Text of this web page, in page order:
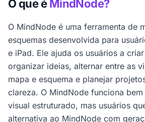
O que éMindNode?
O MindNode é uma ferramenta de
esquemas desenvolvida para
e iPad. Ele ajuda os usuários a
organizar ideias, alternar entre as
mapa e esquema e planejar
clareza. O MindNode funciona
visual estruturado, mas usuários
alternativa ao MindNode com